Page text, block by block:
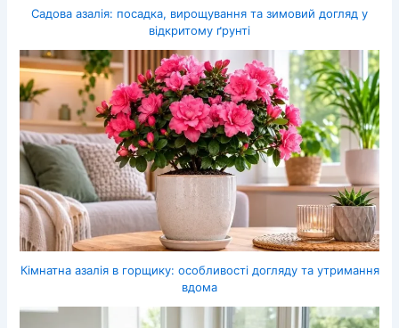
Садова азалія: посадка, вирощування та зимовий догляд у
відкритому ґрунті
Кімнатна азалія в горщику: особливості догляду та утримання
вдома